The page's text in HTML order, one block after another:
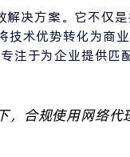
解决方案。它不仅
术优势转化为商
注于为企业提供匹
，合规使用网络代